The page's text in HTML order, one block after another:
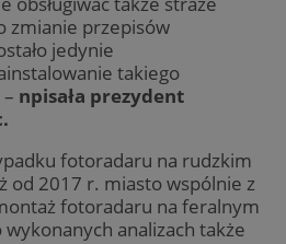
zmianie przepisów
jedynie
takiego
npisała prezydent
fotoradaru na rudzkim
od 2017 r. miasto wspólnie z
fotoradaru na feralnym
wykonanych analizach także